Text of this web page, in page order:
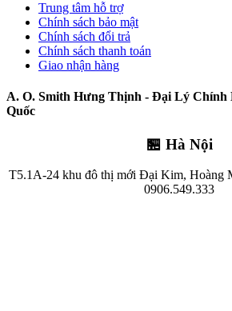
Trung tâm hỗ trợ
Chính sách bảo mật
Chính sách đổi trả
Chính sách thanh toán
Giao nhận hàng
A. O. Smith Hưng Thịnh - Đại Lý Chính
Quốc
🏪 Hà Nội
T5.1A-24 khu đô thị mới Đại Kim, Hoàng
0906.549.333